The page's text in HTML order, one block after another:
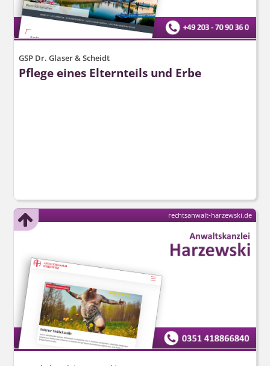
GSP Dr. Glaser & Scheidt
Pflege eines Elternteils und Erbe
rechtsanwalt-harzewski.de